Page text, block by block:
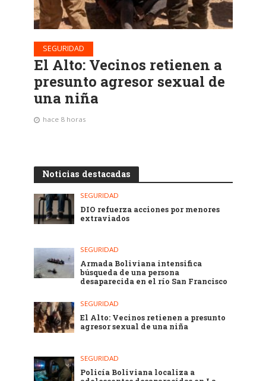
SEGURIDAD
El Alto: Vecinos retienen a
presunto agresor sexual de
una niña
hace 8 horas
Noticias destacadas
SEGURIDAD
DIO refuerza acciones por menores
extraviados
SEGURIDAD
Armada Boliviana intensifica
búsqueda de una persona
desaparecida en el río San Francisco
SEGURIDAD
El Alto: Vecinos retienen a presunto
agresor sexual de una niña
SEGURIDAD
Policía Boliviana localiza a